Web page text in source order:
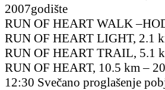
2007godište
RUN OF HEART WALK
RUN OF HEART LIGHT, 2.1
RUN OF HEART TRAIL, 5.1
RUN OF HEART, 10.5 km –
12:30 Svečano proglašenje